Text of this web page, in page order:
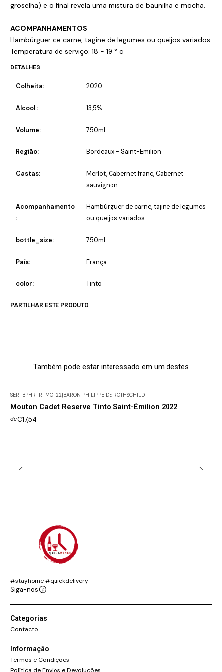
groselha) e o final revela uma mistura de baunilha e mocha.
ACOMPANHAMENTOS
Hambúrguer de carne, tagine de legumes ou queijos variados
Temperatura de serviço: 18 - 19 ° c
DETALHES
Colheita: 2020
Alcool : 13,5%
Volume: 750ml
Região: Bordeaux - Saint-Emilion
Castas:
Merlot, Cabernet franc, Cabernet
sauvignon
Acompanhamento
:
Hambúrguer de carne, tajine de legumes
ou queijos variados
bottle_size: 750ml
País: França
color: Tinto
PARTILHAR ESTE PRODUTO
Também pode estar interessado em um destes
SER-BPHR-R-MC-22|BARON PHILIPPE DE ROTHSCHILD
Mouton Cadet Reserve Tinto Saint-Émilion 2022
de€17,54
#stayhome #quickdelivery
Siga-nos
Categorias
Contacto
Informação
Termos e Condições
Política de Envios e Devoluções